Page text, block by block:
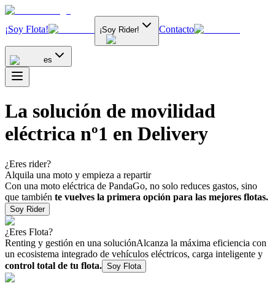
¡Soy Flota! ¡Soy Rider! Contacto
es
La solución de movilidad
eléctrica nº1 en Delivery
¿Eres rider?
Alquila una moto y empieza a repartir
Con una moto eléctrica de PandaGo, no solo reduces gastos, sino
que también te vuelves la primera opción para las mejores flotas.
Soy Rider
¿Eres Flota?
Renting y gestión en una soluciónAlcanza la máxima eficiencia con
un ecosistema integrado de vehículos eléctricos, carga inteligente y
control total de tu flota. Soy Flota